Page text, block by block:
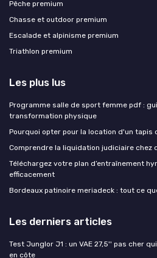
Pêche premium
Chasse et outdoor premium
Escalade et alpinisme premium
Triathlon premium
Les plus lus
Programme salle de sport femme pdf :
transformation physique
Pourquoi opter pour la location d'un tapis
Comprendre la liquidation judiciaire chez
Téléchargez votre plan d’entraînement
efficacement
Bordeaux patinoire meriadeck : tout ce
Les derniers articles
Test Junglor J1 : un VAE 27,5'' pas cher
en côte